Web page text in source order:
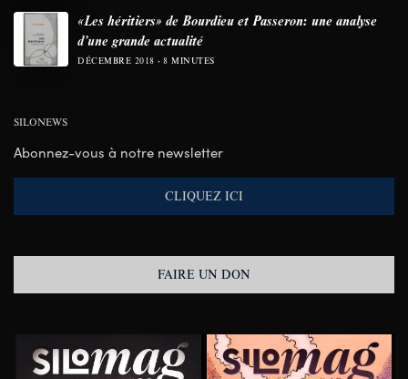
«Les héritiers» de Bourdieu et Passeron: une analyse
d’une grande actualité
DÉCEMBRE 2018 8 MINUTES
SILONEWS
Abonnez-vous à notre newsletter
CLIQUEZ ICI
FAIRE UN DON